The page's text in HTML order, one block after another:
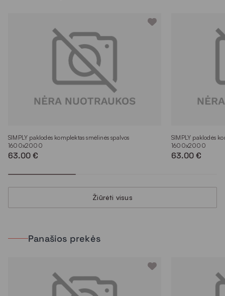
SIMPLY paklodės komplektas smėlinės spalvos
1600x2000
63.00 €
SIMPLY paklodės
1600x2000
63.00 €
Žiūrėti visus
Panašios prekės